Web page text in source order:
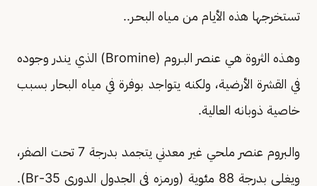
تستخرجها هذه الأيام من مـياه البحـر..
وهـذه الثروة هي عنصر البـروم (Bromine) الذي يندر وجوده
في القشرة الأرضية، ولكنه يتواجد بوفرة في مياه البحار بسبب
خاصية ذوبانه العالية.
والـبروم عنصر ملحي غير معدني يتجمد بدرجة 7 تحت الصفر،
ويغلي بدرجة 88 مئوية (ورمزه في الجدول الدوري 35-Br).